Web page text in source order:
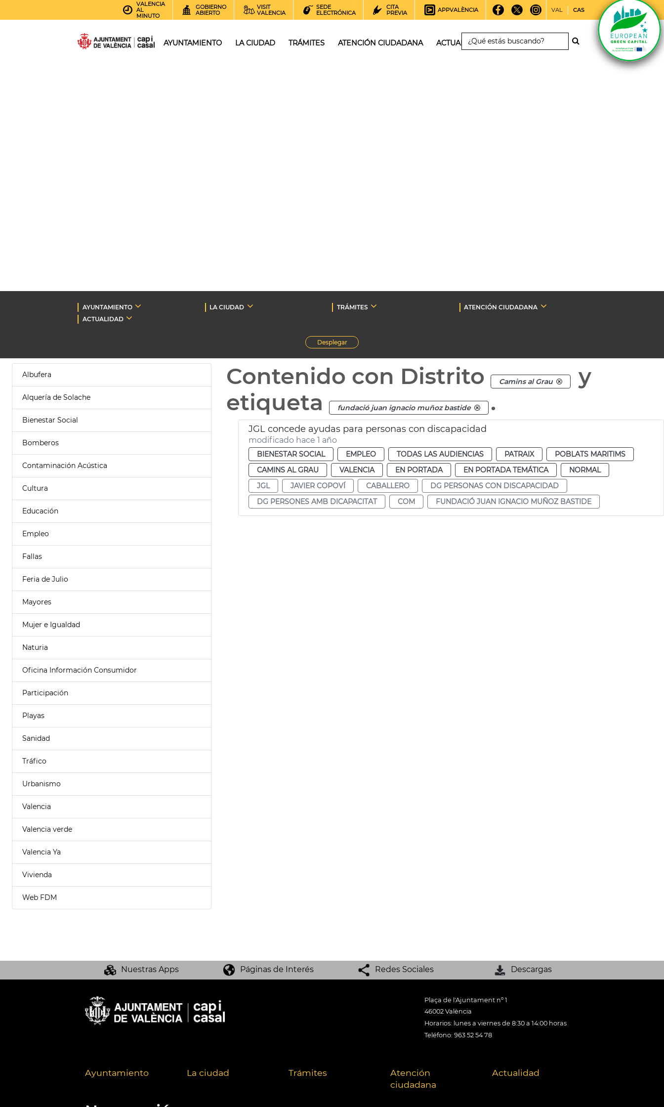
VALENCIA
AL
MINUTO
GOBIERNO
ABIERTO
VISIT
VALENCIA
SEDE
ELECTRÓNICA
CITA
PREVIA
APPVALÈNCIA VAL CAS
AYUNTAMIENTO LA CIUDAD TRÁMITES ATENCIÓN CIUDADANA ACTUALIDAD
AYUNTAMIENTO LA CIUDAD TRÁMITES
ATENCIÓN CIUDADANA
ACTUALIDAD
Desplegar
Albufera
Alquería de Solache
Bienestar Social
Bomberos
Contaminación Acústica
Cultura
Educación
Empleo
Fallas
Feria de Julio
Mayores
Mujer e Igualdad
Naturia
Oficina Información Consumidor
Participación
Playas
Sanidad
Tráfico
Urbanismo
Valencia
Valencia verde
Valencia Ya
Vivienda
Web FDM
Contenido con Distrito Camins al Grau
y
etiqueta
fundació juan ignacio muñoz bastide .
JGL concede ayudas para personas con discapacidad
modificado hace 1 año
BIENESTAR SOCIAL EMPLEO TODAS LAS AUDIENCIAS PATRAIX
POBLATS MARITIMS
CAMINS AL GRAU
VALENCIA EN PORTADA EN PORTADA TEMÁTICA
NORMAL
JGL
JAVIER COPOVÍ CABALLERO
DG PERSONAS CON DISCAPACIDAD
DG PERSONES AMB DICAPACITAT
COM FUNDACIÓ JUAN IGNACIO MUÑOZ BASTIDE
Nuestras Apps Páginas de Interés Redes Sociales Descargas
Plaça de l'Ajuntament nº 1
46002 València
Horarios: lunes a viernes de 8:30 a 14:00 horas
Teléfono: 963 52 54 78
Ayuntamiento La ciudad Trámites
Atención
ciudadana
Actualidad